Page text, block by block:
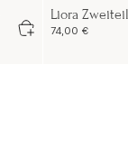
Liora
74,00 €